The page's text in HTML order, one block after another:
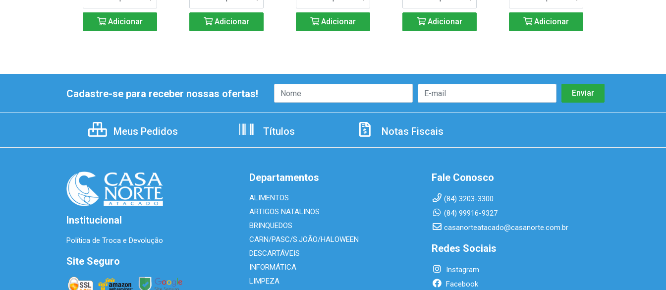
Adicionar Adicionar Adicionar Adicionar Adicionar
Cadastre-se para receber nossas ofertas!
Meus Pedidos Títulos Notas Fiscais
Institucional
Política de Troca e Devolução
Site Seguro
Departamentos
ALIMENTOS
ARTIGOS NATALINOS
BRINQUEDOS
CARN/PASC/S.JOÃO/HALOWEEN
DESCARTÁVEIS
INFORMÁTICA
LIMPEZA
Fale Conosco
(84) 3203-3300
(84) 99916-9327
casanorteatacado@casanorte.com.br
Redes Sociais
Instagram
Facebook